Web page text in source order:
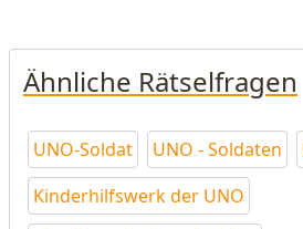
Ähnliche Rätselfragen
UNO-Soldat UNO - Soldaten
Kinderhilfswerk der UNO